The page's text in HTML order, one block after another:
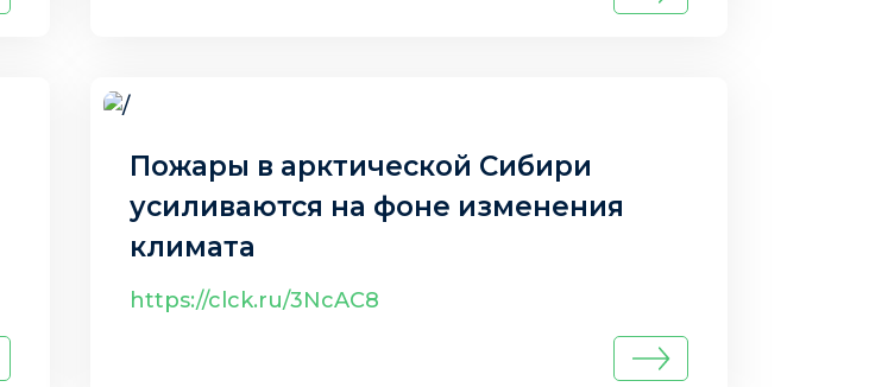
Пожары в арктической Сибири
усиливаются на фоне изменения
климата
https://clck.ru/3NcAC8